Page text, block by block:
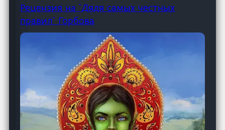
Рецензия на `Дядя самых честных
правил` Горбова